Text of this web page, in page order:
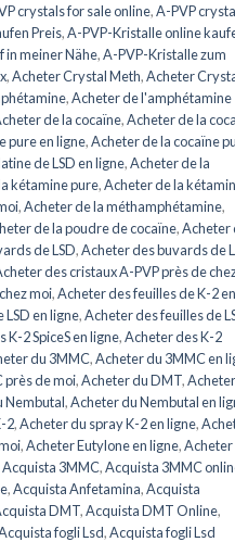
crystals for sale online,A-PVP
Preis,A-PVP-Kristalle online
in meiner Nähe,A-PVP-Kristalle zum
,Acheter Crystal Meth,Acheter
,Acheter de l'amphétamine
de la cocaïne,Acheter de la
pure en ligne,Acheter de la cocaïne
de LSD en ligne,Acheter de la
kétamine pure,Acheter de la
,Acheter de la méthamphétamine,
de la poudre de cocaïne,Acheter
de LSD,Acheter des buvards de
des cristaux A-PVP près de
moi,Acheter des feuilles de K-2 en
en ligne,Acheter des feuilles de
K-2 SpiceS en ligne,Acheter des K-2
du 3MMC,Acheter du 3MMC en
près de moi,Acheter du DMT,
Nembutal,Acheter du Nembutal en
2,Acheter du spray K-2 en ligne,
,Acheter Eutylone en ligne,Acheter
Acquista 3MMC,Acquista 3MMC
,Acquista Anfetamina,Acquista
DMT,Acquista DMT Online,
fogli Lsd,Acquista fogli Lsd